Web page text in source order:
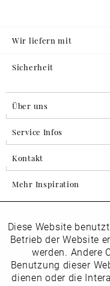
Wir liefern mit
Sicherheit
Über uns
Service Infos
Kontakt
Mehr Inspiration
Folgen
Funktionale
Marketing
Diese Website
Betrieb der Website
werden. Andere
Benutzung dieser
dienen oder die